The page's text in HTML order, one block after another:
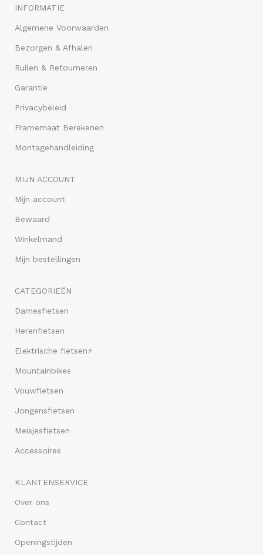
INFORMATIE
Algemene Voorwaarden
Bezorgen & Afhalen
Ruilen & Retourneren
Garantie
Privacybeleid
Framemaat Berekenen
Montagehandleiding
MIJN ACCOUNT
Mijn account
Bewaard
Winkelmand
Mijn bestellingen
CATEGORIEËN
Damesfietsen
Herenfietsen
Elektrische fietsen⚡
Mountainbikes
Vouwfietsen
Jongensfietsen
Meisjesfietsen
Accessoires
KLANTENSERVICE
Over ons
Contact
Openingstijden